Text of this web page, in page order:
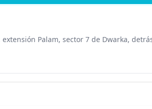
Palam, sector 7 de Dwarka,